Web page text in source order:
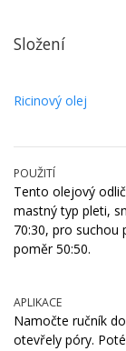
Složení
Ricinový olej
POUŽITÍ
Tento olejový
mastný typ pleti,
70:30, pro suchou
poměr 50:50.
APLIKACE
Namočte ručník
otevřely póry.